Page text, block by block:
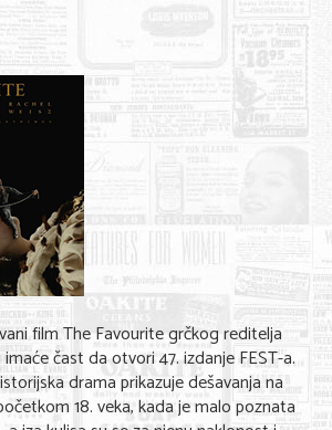
film The Favourite grčkog reditelja
čast da otvori 47. izdanje FEST-a.
drama prikazuje dešavanja na
18. veka, kada je malo poznata